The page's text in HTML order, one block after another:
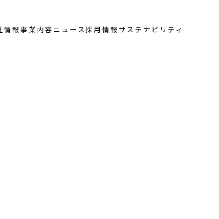
情報事業内容 ニュース採用情報 サステナビリティ